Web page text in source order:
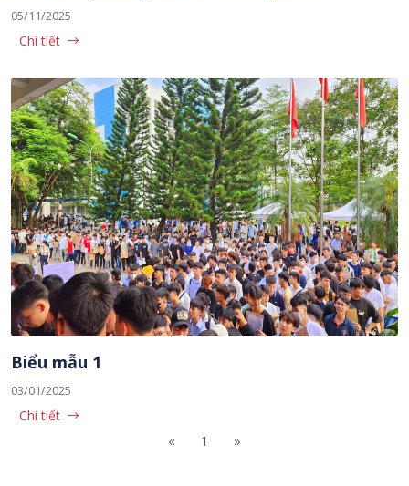
05/11/2025
Chi tiết
Biểu mẫu 1
03/01/2025
Chi tiết
«
1 »